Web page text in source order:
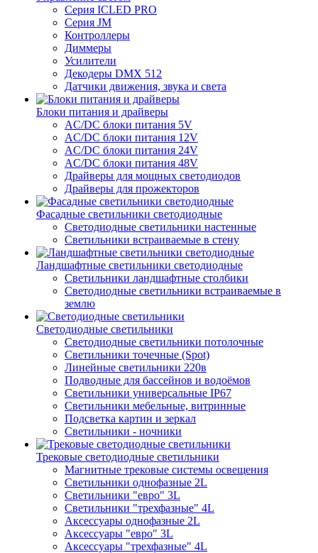
Серия ICLED PRO
Серия JM
Контроллеры
Диммеры
Усилители
Декодеры DMX 512
Датчики движения, звука и света
Блоки питания и драйверы
AC/DC блоки питания 5V
AC/DC блоки питания 12V
AC/DC блоки питания 24V
AC/DC блоки питания 48V
Драйверы для мощных светодиодов
Драйверы для прожекторов
Фасадные светильники светодиодные
Светодиодные светильники настенные
Светильники встраиваемые в стену
Ландшафтные светильники светодиодные
Светильники ландшафтные столбики
Светодиодные светильники встраиваемые в
землю
Светодиодные светильники
Светодиодные светильники потолочные
Светильники точечные (Spot)
Линейные светильники 220в
Подводные для бассейнов и водоёмов
Светильники универсальные IP67
Светильники мебельные, витринные
Подсветка картин и зеркал
Светильники - ночники
Трековые светодиодные светильники
Магнитные трековые системы освещения
Светильники однофазные 2L
Светильники "евро" 3L
Светильники "трехфазные" 4L
Аксессуары однофазные 2L
Аксессуары "евро" 3L
Аксессуары "трехфазные" 4L